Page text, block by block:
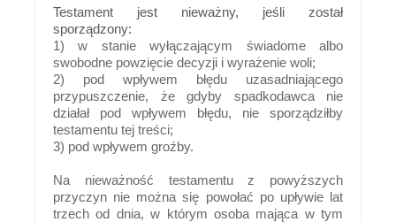
Testament jest nieważny, jeśli został
sporządzony:
1) w stanie wyłączającym świadome albo
swobodne powzięcie decyzji i wyrażenie woli;
2) pod wpływem błędu uzasadniającego
przypuszczenie, że gdyby spadkodawca nie
działał pod wpływem błędu, nie sporządziłby
testamentu tej treści;
3) pod wpływem groźby.
Na nieważność testamentu z powyższych
przyczyn nie można się powołać po upływie lat
trzech od dnia, w którym osoba mająca w tym